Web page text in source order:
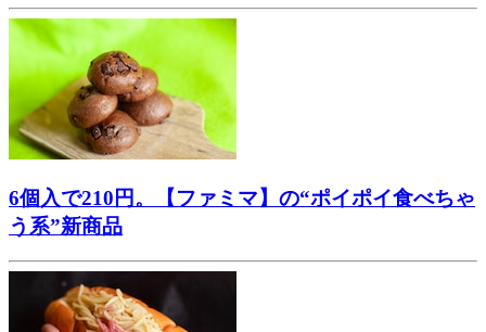
6個入で210円。【ファミマ】の“ポイポイ食べちゃ
う系”新商品